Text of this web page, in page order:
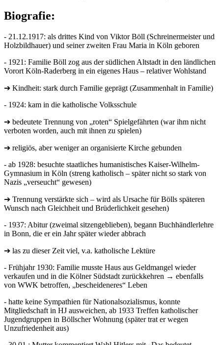
Biografie:
- 21.12.1917: als drittes Kind von Viktor Böll (Schreinermeister und
Holzbildhauer) und seiner zweiten Frau Maria in Köln geboren
- 1921: Familie Böll zog aus der südlichen Altstadt in den ländlichen
Vorort Köln-Raderberg in ein eigenes Haus – relativer Wohlstand
➔ Kindheit: stark durch Familie geprägt (Zusammenhalt in Familie)
- 1924: kam in die katholische Volksschule
➔ bedeutete Trennung von „roten“ Spielgefährten (war ihm nicht
verboten worden, auch mit ihnen zu spielen)
➔ religiös, aber weniger an organisierte Kirche gebunden
- ab 1928: besuchte staatliches humanistisches Kaiser-Wilhelm-
Gymnasium in Köln (streng katholisch – später nicht so stark von
Nazis „verseucht“ gewesen)
➔ Trennung verstärkte sich – wird als Ursache für Bölls späteren
Wunsch nach Gleichheit und Brüderlichkeit gesehen)
- 1937: Abitur (zweimal sitzengeblieben), begann Buchhändlerlehre
in Bonn, die er ein Jahr später wieder abbrach
➔ las zu dieser Zeit viel, v.a. katholische Lektüre
- Frühjahr 1930: Familie musste Haus aus Geldmangel wieder
verkaufen und in die Kölner Südstadt zurückkehren → ebenfalls
von WWK betroffen, „bescheideneres“ Leben
- hatte keine Sympathien für Nationalsozialismus, konnte
Mitgliedschaft in HJ ausweichen, ab 1933 Treffen katholischer
Jugendgruppen in Böllscher Wohnung (später trat er wegen
Unzufriedenheit aus)